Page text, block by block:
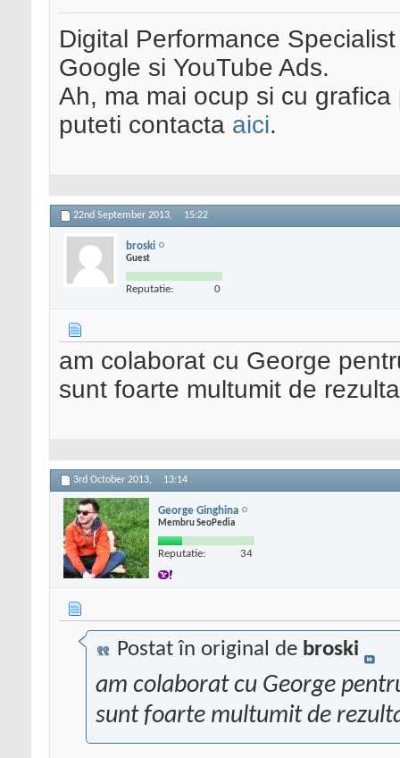
Digital Performance
Google si YouTube Ads.
Ah, ma mai ocup si cu
puteti contacta aici.
22nd September 2013, 15:22
broski
Guest
Reputatie: 0
am colaborat cu George
sunt foarte multumit de
3rd October 2013, 13:14
George Ginghina
Membru SeoPedia
Reputatie: 34
Postat în original de broski
am colaborat cu George
sunt foarte multumit de